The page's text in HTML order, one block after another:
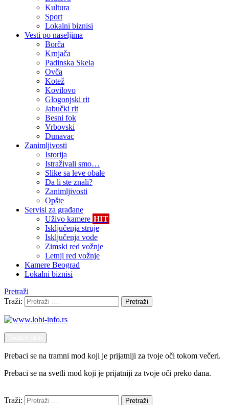
Kultura
Sport
Lokalni biznisi
Vesti po naseljima
Borča
Krnjača
Padinska Skela
Ovča
Kotež
Kovilovo
Glogonjski rit
Jabučki rit
Besni fok
Vrbovski
Dunavac
Zanimljivosti
Istorija
Istraživali smo…
Slike sa leve obale
Da li ste znali?
Zanimljivosti
Opšte
Servisi za građane
Uživo kamere HIT
Isključenja struje
Isključenja vode
Zimski red vožnje
Letnji red vožnje
Kamere Beograd
Lokalni biznisi
Pretraži
Traži:
Pretraži
Prebaci se na tramni mod koji je prijatniji za tvoje oči tokom večeri.
Prebaci se na svetli mod koji je prijatniji za tvoje oči preko dana.
Traži:
Pretraži